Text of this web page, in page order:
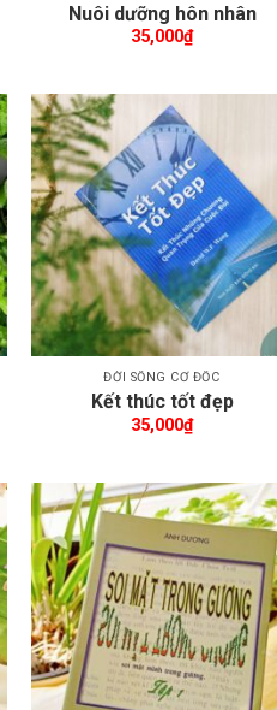
Nuôi dưỡng hôn nhân
35,000₫
Thêm wishlist
ĐỜI SỐNG CƠ ĐỐC
Kết thúc tốt đẹp
35,000₫
Thêm wishlist